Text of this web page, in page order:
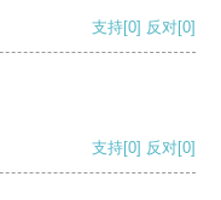
支持[0] 反对[0]
支持[0] 反对[0]